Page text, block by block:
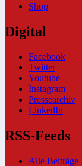
Shop
Digital
Facebook
Twitter
Youtube
Instagram
Pressearchiv
LinkedIn
RSS-Feeds
Alle Beiträge